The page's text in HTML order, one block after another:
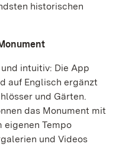
historischen
intuitiv: Die App
auf Englisch ergänzt
und Gärten.
das Monument mit
eigenen Tempo
und Videos